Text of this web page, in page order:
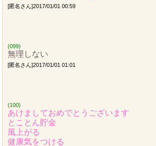
[匿名さん]2017/01/01 00:59
(099)
無理しない
[匿名さん]2017/01/01 01:01
(100)
あけましておめでとうございます
とことん貯金
風上がる
健康気をつける